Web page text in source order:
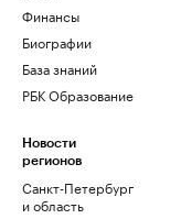
Финансы
Биографии
База знаний
РБК Образование
Новости
регионов
Санкт-Петербург
и область